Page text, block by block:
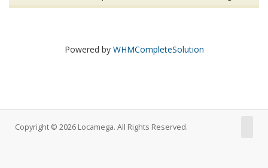
Powered by WHMCompleteSolution
Copyright © 2026 Locamega. All Rights Reserved.